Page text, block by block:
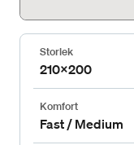
Storlek
210x200
Komfort
Fast / Medium